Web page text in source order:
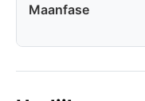
Maanfase